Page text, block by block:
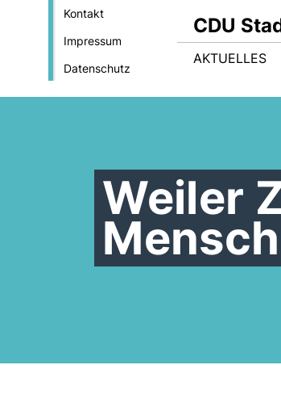
Kontakt
Impressum
Datenschutz
CDU
AKTUELLES
Weiler